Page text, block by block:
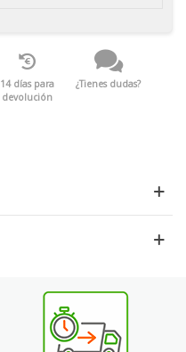
14 días para
devolución
¿Tienes dudas?